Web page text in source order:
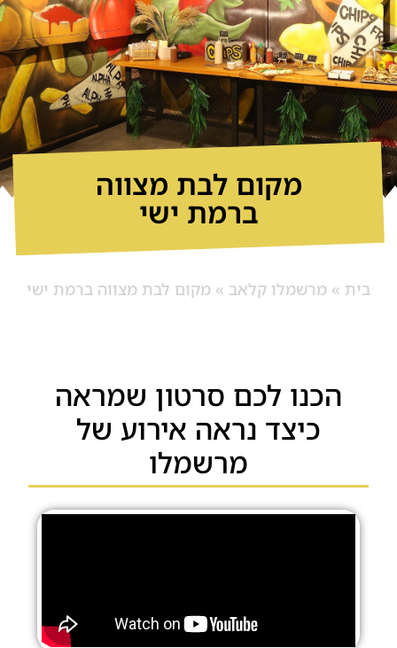
מקום לבת מצווה
ברמת ישי
בית » מרשמלו קלאב » מקום לבת מצווה ברמת ישי
הכנו לכם סרטון שמראה
כיצד נראה אירוע של
מרשמלו